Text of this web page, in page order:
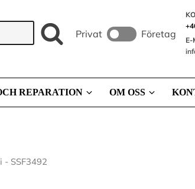
Privat Företag
E-
REPARATION OM OSS
- SSF3492